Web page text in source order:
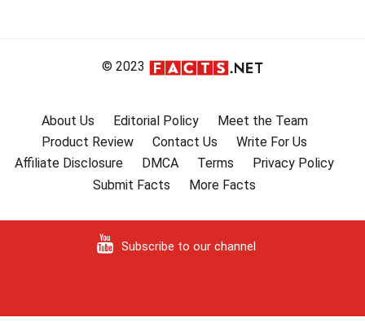
© 2023
About Us Editorial Policy
Meet the Team
Product Review
Contact Us
Write For Us
Affiliate Disclosure
DMCA Terms
Privacy Policy
Submit Facts
More Facts
Subscribe to our channel